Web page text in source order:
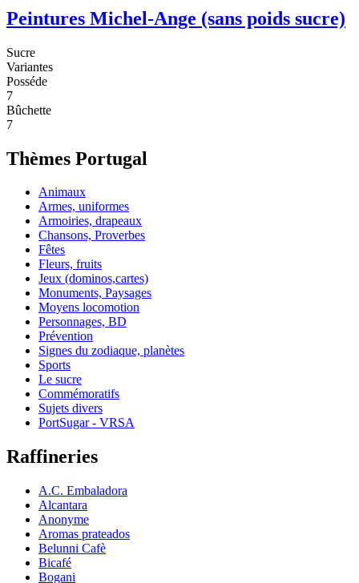
Peintures Michel-Ange (sans poids sucre)
Sucre
Variantes
Posséde
7
Bûchette
7
Thèmes Portugal
Animaux
Armes, uniformes
Armoiries, drapeaux
Chansons, Proverbes
Fêtes
Fleurs, fruits
Jeux (dominos,cartes)
Monuments, Paysages
Moyens locomotion
Personnages, BD
Prévention
Signes du zodiaque, planètes
Sports
Le sucre
Commémoratifs
Sujets divers
PortSugar - VRSA
Raffineries
A.C. Embaladora
Alcantara
Anonyme
Aromas prateados
Belunni Cafè
Bicafé
Bogani